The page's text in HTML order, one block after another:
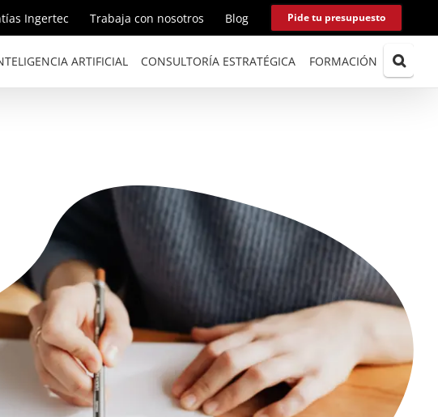
Ingertec Trabaja con nosotros Blog Pide tu presupuesto
ARTIFICIAL CONSULTORÍA ESTRATÉGICA FORMACIÓN